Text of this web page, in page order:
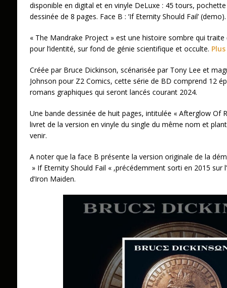
disponible en digital et en vinyle DeLuxe : 45 tours,
dessinée de 8 pages. Face B : ‘If Eternity Should Fail’ (demo).
« The Mandrake Project » est une histoire sombre qui traite
pour l’identité, sur fond de génie scientifique et occulte.
Créée par Bruce Dickinson, scénarisée par Tony Lee et
Johnson pour Z2 Comics, cette série de BD comprend 12
romans graphiques qui seront lancés courant 2024.
Une bande dessinée de huit pages, intitulée « Afterglow Of
livret de la version en vinyle du single du même nom et
venir.
A noter que la face B présente la version originale de la
» If Eternity Should Fail « ,précédemment sorti en 2015 sur
d’Iron Maiden.